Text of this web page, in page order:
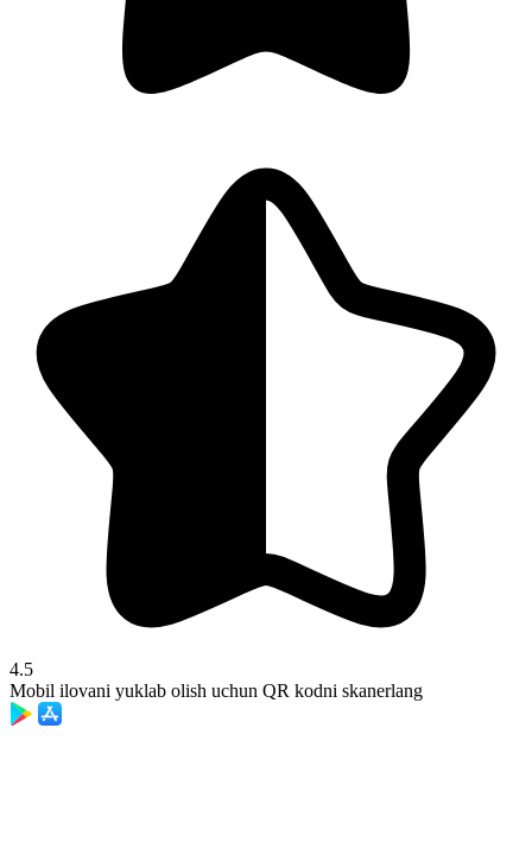
4.5
Mobil ilovani yuklab olish uchun QR kodni skanerlang